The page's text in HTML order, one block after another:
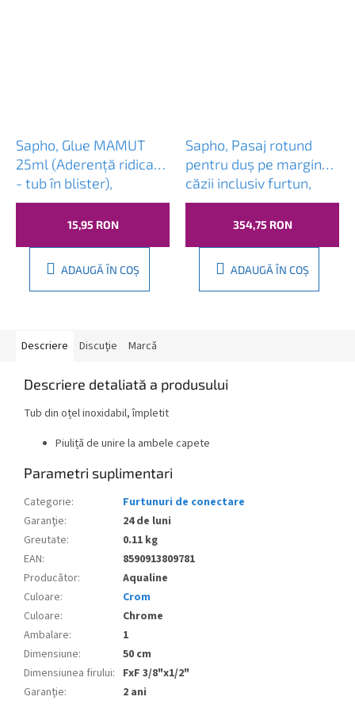
Sapho, Glue MAMUT
25ml (Aderență ridicată
- tub în blister),
35003TU
15,95 RON
ADAUGĂ ÎN COŞ
Sapho, Pasaj rotund
pentru duș pe marginea
căzii inclusiv furtun,
crom, 1205-04
354,75 RON
ADAUGĂ ÎN COŞ
Descriere Discuţie Marcă
Descriere detaliată a produsului
Tub din oțel inoxidabil, împletit
Piuliță de unire la ambele capete
Parametri suplimentari
Categorie:
Furtunuri de conectare
Garanţie:
24 de luni
Greutate:
0.11 kg
EAN:
8590913809781
Producător:
Aqualine
Culoare:
Crom
Culoare:
Chrome
Ambalare:
1
Dimensiune:
50 cm
Dimensiunea firului: FxF 3/8"x1/2"
Garanție: 2 ani